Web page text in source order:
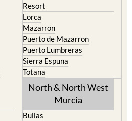
Resort
Lorca
Mazarron
Puerto de Mazarron
Puerto Lumbreras
Sierra Espuna
Totana
North & North West
Murcia
Bullas